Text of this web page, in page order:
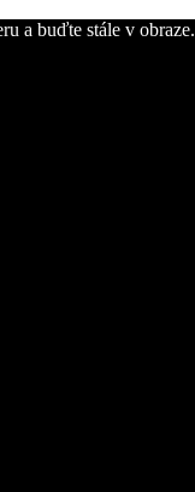
a buďte stále v obraze.